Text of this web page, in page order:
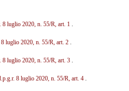
8 luglio 2020, n. 55/R, art. 1.
luglio 2020, n. 55/R, art. 2.
8 luglio 2020, n. 55/R, art. 3.
8 luglio 2020, n. 55/R, art. 4.